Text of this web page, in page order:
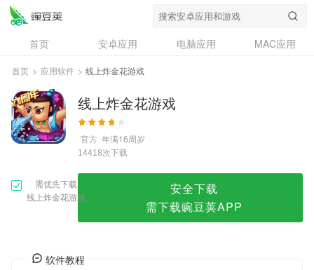
首页 安卓应用 电脑应用
MAC应用
资讯
专题
问答
首页 > 应用软件 > 线上炸金花游戏
线上炸金花游戏
官方 年满16周岁
14418次下载
需优先下载
线上炸金花游戏
安全下载
需下载豌豆荚APP
软件教程